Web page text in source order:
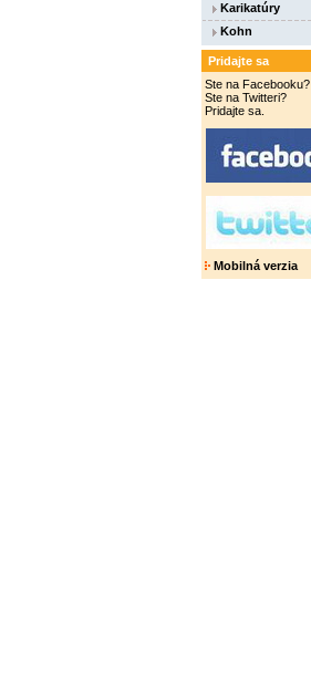
Karikatúry
Kohn
Pridajte sa
Ste na Facebooku?
Ste na Twitteri?
Pridajte sa.
Mobilná verzia